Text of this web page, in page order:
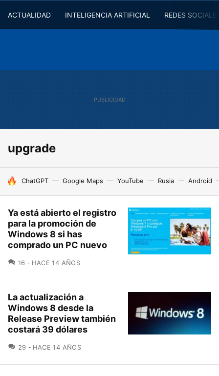
ACTUALIDAD INTELIGENCIA ARTIFICIAL REDES
upgrade
HOY SE HABLA DE
ChatGPT Google Maps YouTube Rusia Android
Ya está abierto el registro
para la promoción de
Windows 8 si has
comprado un PC nuevo
16 COMENTARIOS
HACE 14 AÑOS
La actualización a
Windows 8 desde la
Release Preview también
costará 39 dólares
29 COMENTARIOS
HACE 14 AÑOS